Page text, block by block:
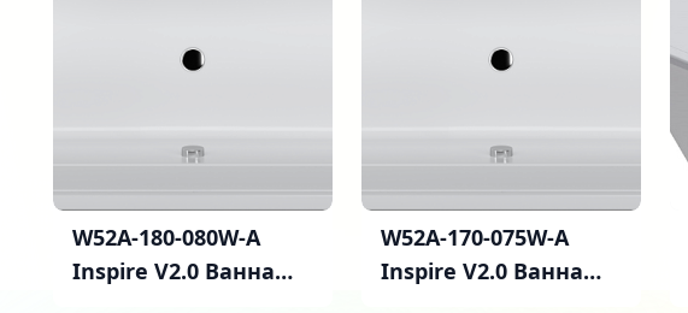
W52A-180-080W-A
Inspire V2.0 Ванна
W52A-170-075W-A
Inspire V2.0 Ванна